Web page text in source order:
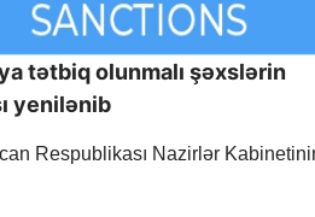
tətbiq olunmalı şəxslərin
yenilənib
Respublikası Nazirlər